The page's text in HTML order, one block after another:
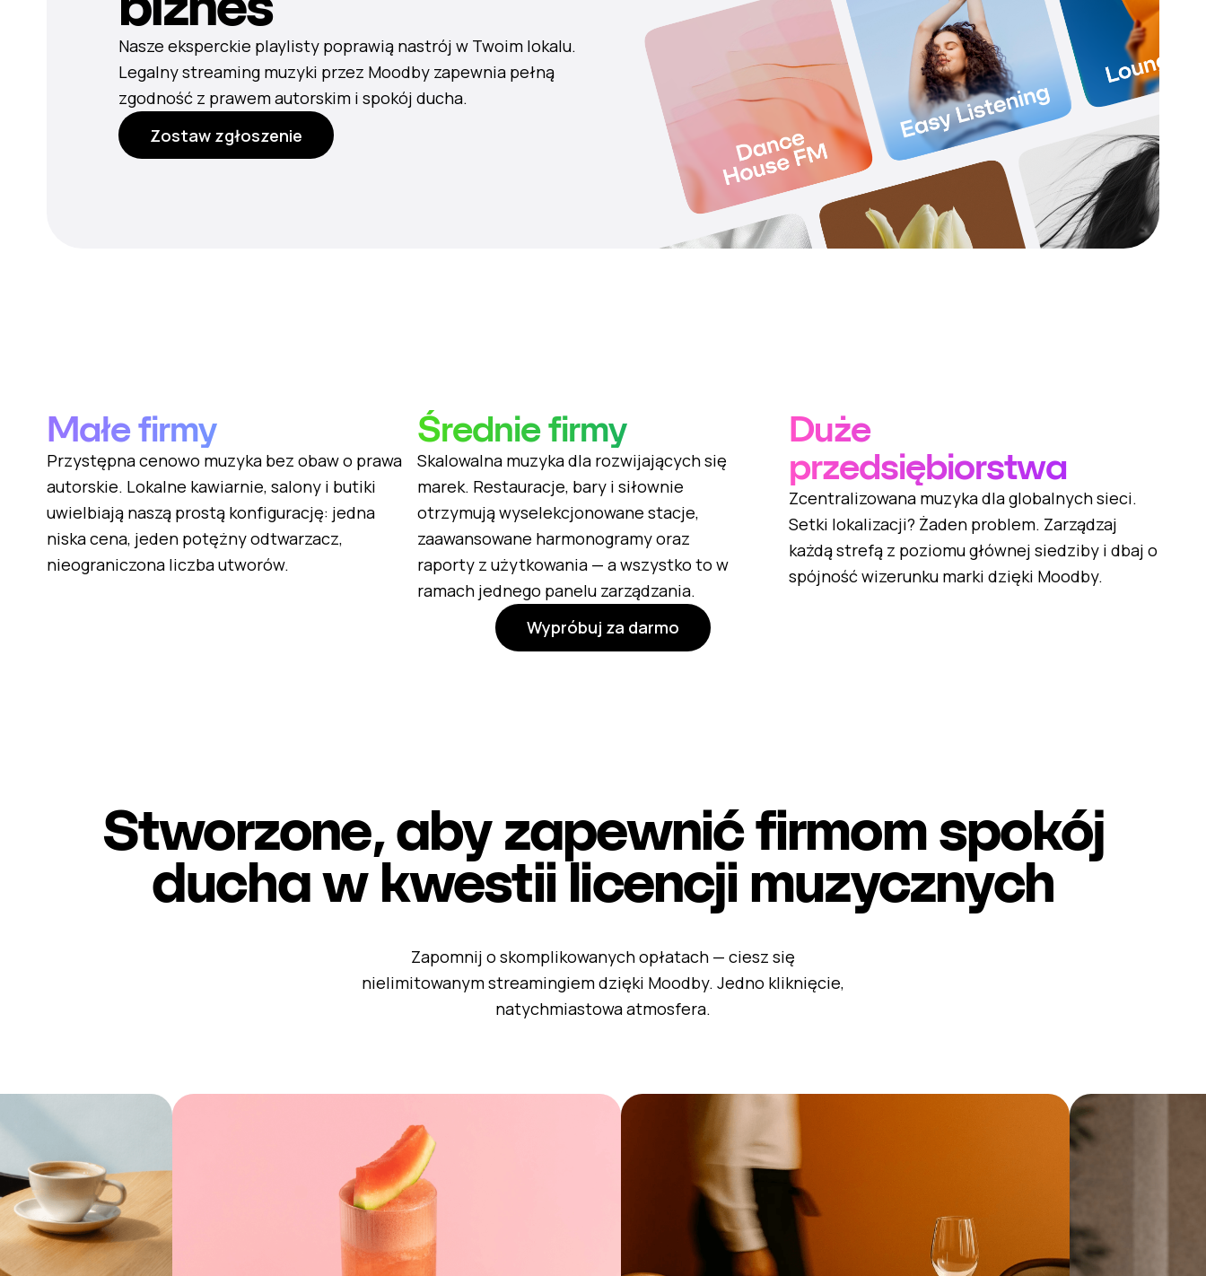
Nasze eksperckie playlisty poprawią nastrój w Twoim lokalu.
Legalny streaming muzyki przez Moodby zapewnia pełną
zgodność z prawem autorskim i spokój ducha.
Zostaw zgłoszenie
Małe firmy
Przystępna cenowo muzyka bez obaw o prawa
autorskie. Lokalne kawiarnie, salony i butiki
uwielbiają naszą prostą konfigurację: jedna
niska cena, jeden potężny odtwarzacz,
nieograniczona liczba utworów.
Średnie firmy
Skalowalna muzyka dla rozwijających się
marek. Restauracje, bary i siłownie
otrzymują wyselekcjonowane stacje,
zaawansowane harmonogramy oraz
raporty z użytkowania — a wszystko to w
ramach jednego panelu zarządzania.
Duże
przedsiębiorstwa
Zcentralizowana muzyka dla globalnych sieci.
Setki lokalizacji? Żaden problem. Zarządzaj
każdą strefą z poziomu głównej siedziby i dbaj o
spójność wizerunku marki dzięki Moodby.
Wypróbuj za darmo
Stworzone, aby zapewnić firmom spokój
ducha w kwestii licencji muzycznych
Zapomnij o skomplikowanych opłatach — ciesz się
nielimitowanym streamingiem dzięki Moodby. Jedno kliknięcie,
natychmiastowa atmosfera.